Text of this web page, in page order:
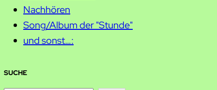
Nachhören
Song/Album der "Stunde"
und sonst…:
SUCHE